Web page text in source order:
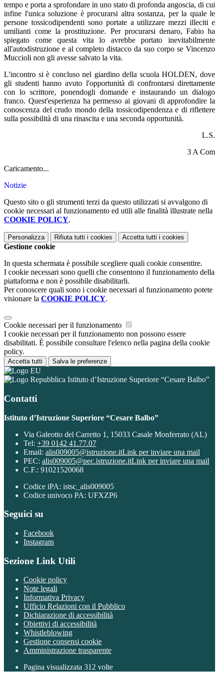
tempo e porta a sprofondare in uno stato di profonda angoscia, di cui
infine l'unica soluzione è procurarsi altra sostanza, per la quale le
persone tossicodipendenti sono portate a utilizzare mezzi illeciti e
umilianti come la prostituzione. Per procurarsi denaro, Fabio ha
spiegato come questa vita lo avrebbe portato inevitabilmente
all'autodistruzione e al completo distacco da suo corpo se Vincenzo
Muccioli non gli avesse salvato la vita.
L'incontro si è concluso nel giardino della scuola HOLDEN, dove
gli studenti hanno avuto l'opportunità di confrontarsi direttamente
con lo scrittore, ponendogli domande e instaurando un dialogo
franco. Quest'esperienza ha permesso ai giovani di approfondire la
conoscenza del crudo mondo della tossicodipendenza e di riflettere
sulla possibilità di una rinascita e una seconda opportunità.
L.S.
3 A Com
Caricamento...
Notizie
Questo sito o gli strumenti terzi da questo utilizzati si avvalgono di
cookie necessari al funzionamento ed utili alle finalità illustrate nella
COOKIE POLICY.
Personalizza Rifiuta tutti i cookies Accetta tutti i cookies
Gestione cookie
In questa schermata è possibile scegliere quali cookie consentire.
I cookie necessari sono quelli che consentono il funzionamento della
piattaforma e non è possibile disabilitarli.
Per conoscere quali sono i cookie necessari al funzionamento potete
visionare la COOKIE POLICY.
Cookie necessari per il funzionamento
I cookie necessari per il funzionamento non possono essere
disabilitati. È possibile consultare l'elenco nella pagina della cookie
policy.
Accetta tutti Salva le preferenze
Istituto d’Istruzione Superiore “Cesare Balbo”
Contatti
Istituto d’Istruzione Superiore “Cesare Balbo”
Via Galeotto del Carretto 1, 15033 Casale Monferrato (AL)
Tel: +39 0142 41.77.07
Email: alis009005@istruzione.itLink per inviare una mail
PEC: alis009005@pec.istruzione.itLink per inviare una mail
C.F.: 91021520068
Codice iPA: istsc_alis009005
Codice univoco PA: UFXZP6
Seguici su
Facebook
Instagram
Sezione Link Utili
Cookie policy
Note legali
Informativa Privacy
Ufficio Relazioni con il Pubblico
Dichiarazione di accessibilità
Obiettivi di accessibilità
Whistleblowing
Gestione consensi cookie
Amministrazione trasparente
Pagina visualizzata 312 volte